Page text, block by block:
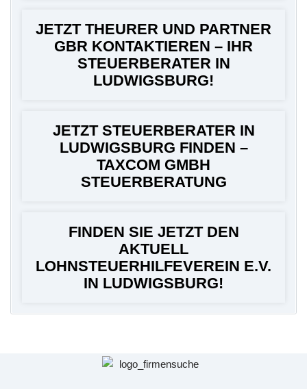
JETZT THEURER UND PARTNER
GBR KONTAKTIEREN – IHR
STEUERBERATER IN
LUDWIGSBURG!
JETZT STEUERBERATER IN
LUDWIGSBURG FINDEN –
TAXCOM GMBH
STEUERBERATUNG
FINDEN SIE JETZT DEN
AKTUELL
LOHNSTEUERHILFEVEREIN E.V.
IN LUDWIGSBURG!